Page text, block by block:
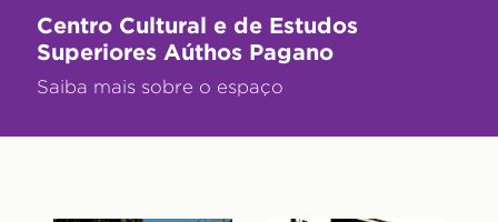
Centro Cultural e de Estudos
Superiores Aúthos Pagano
Saiba mais sobre o espaço